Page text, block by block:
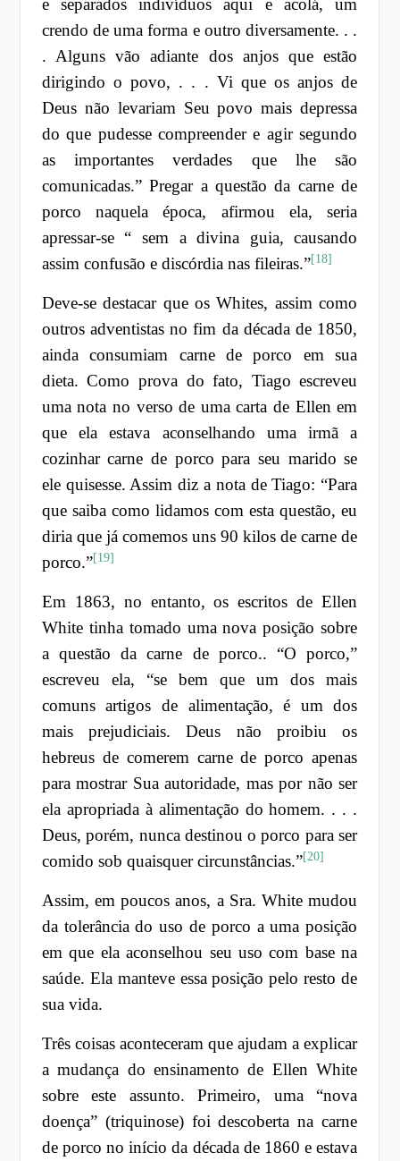
e separados indivíduos aqui e acolá, um
crendo de uma forma e outro diversamente. . .
. Alguns vão adiante dos anjos que estão
dirigindo o povo, . . . Vi que os anjos de
Deus não levariam Seu povo mais depressa
do que pudesse compreender e agir segundo
as importantes verdades que lhe são
comunicadas.” Pregar a questão da carne de
porco naquela época, afirmou ela, seria
apressar-se “ sem a divina guia, causando
assim confusão e discórdia nas fileiras.”[18]
Deve-se destacar que os Whites, assim como
outros adventistas no fim da década de 1850,
ainda consumiam carne de porco em sua
dieta. Como prova do fato, Tiago escreveu
uma nota no verso de uma carta de Ellen em
que ela estava aconselhando uma irmã a
cozinhar carne de porco para seu marido se
ele quisesse. Assim diz a nota de Tiago: “Para
que saiba como lidamos com esta questão, eu
diria que já comemos uns 90 kilos de carne de
porco.”[19]
Em 1863, no entanto, os escritos de Ellen
White tinha tomado uma nova posição sobre
a questão da carne de porco.. “O porco,”
escreveu ela, “se bem que um dos mais
comuns artigos de alimentação, é um dos
mais prejudiciais. Deus não proibiu os
hebreus de comerem carne de porco apenas
para mostrar Sua autoridade, mas por não ser
ela apropriada à alimentação do homem. . . .
Deus, porém, nunca destinou o porco para ser
comido sob quaisquer circunstâncias.”[20]
Assim, em poucos anos, a Sra. White mudou
da tolerância do uso de porco a uma posição
em que ela aconselhou seu uso com base na
saúde. Ela manteve essa posição pelo resto de
sua vida.
Três coisas aconteceram que ajudam a explicar
a mudança do ensinamento de Ellen White
sobre este assunto. Primeiro, uma “nova
doença” (triquinose) foi descoberta na carne
de porco no início da década de 1860 e estava